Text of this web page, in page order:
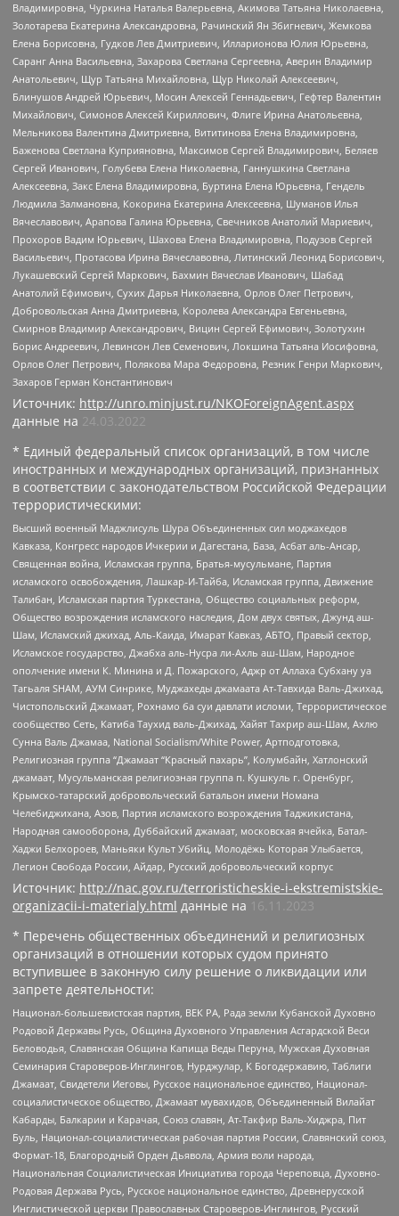
Владимировна, Чуркина Наталья Валерьевна, Акимова Татьяна Николаевна,
Золотарева Екатерина Александровна, Рачинский Ян Збигневич, Жемкова
Елена Борисовна, Гудков Лев Дмитриевич, Илларионова Юлия Юрьевна,
Саранг Анна Васильевна, Захарова Светлана Сергеевна, Аверин Владимир
Анатольевич, Щур Татьяна Михайловна, Щур Николай Алексеевич,
Блинушов Андрей Юрьевич, Мосин Алексей Геннадьевич, Гефтер Валентин
Михайлович, Симонов Алексей Кириллович, Флиге Ирина Анатольевна,
Мельникова Валентина Дмитриевна, Вититинова Елена Владимировна,
Баженова Светлана Куприяновна, Максимов Сергей Владимирович, Беляев
Сергей Иванович, Голубева Елена Николаевна, Ганнушкина Светлана
Алексеевна, Закс Елена Владимировна, Буртина Елена Юрьевна, Гендель
Людмила Залмановна, Кокорина Екатерина Алексеевна, Шуманов Илья
Вячеславович, Арапова Галина Юрьевна, Свечников Анатолий Мариевич,
Прохоров Вадим Юрьевич, Шахова Елена Владимировна, Подузов Сергей
Васильевич, Протасова Ирина Вячеславовна, Литинский Леонид Борисович,
Лукашевский Сергей Маркович, Бахмин Вячеслав Иванович, Шабад
Анатолий Ефимович, Сухих Дарья Николаевна, Орлов Олег Петрович,
Добровольская Анна Дмитриевна, Королева Александра Евгеньевна,
Смирнов Владимир Александрович, Вицин Сергей Ефимович, Золотухин
Борис Андреевич, Левинсон Лев Семенович, Локшина Татьяна Иосифовна,
Орлов Олег Петрович, Полякова Мара Федоровна, Резник Генри Маркович,
Захаров Герман Константинович
Источник: http://unro.minjust.ru/NKOForeignAgent.aspx
данные на 24.03.2022
* Единый федеральный список организаций, в том числе
иностранных и международных организаций, признанных
в соответствии с законодательством Российской Федерации
террористическими:
Высший военный Маджлисуль Шура Объединенных сил моджахедов
Кавказа, Конгресс народов Ичкерии и Дагестана, База, Асбат аль-Ансар,
Священная война, Исламская группа, Братья-мусульмане, Партия
исламского освобождения, Лашкар-И-Тайба, Исламская группа, Движение
Талибан, Исламская партия Туркестана, Общество социальных реформ,
Общество возрождения исламского наследия, Дом двух святых, Джунд аш-
Шам, Исламский джихад, Аль-Каида, Имарат Кавказ, АБТО, Правый сектор,
Исламское государство, Джабха аль-Нусра ли-Ахль аш-Шам, Народное
ополчение имени К. Минина и Д. Пожарского, Аджр от Аллаха Субхану уа
Тагьаля SHAM, АУМ Синрике, Муджахеды джамаата Ат-Тавхида Валь-Джихад,
Чистопольский Джамаат, Рохнамо ба суи давлати исломи, Террористическое
сообщество Сеть, Катиба Таухид валь-Джихад, Хайят Тахрир аш-Шам, Ахлю
Сунна Валь Джамаа, National Socialism/White Power, Артподготовка,
Религиозная группа “Джамаат “Красный пахарь”, Колумбайн, Хатлонский
джамаат, Мусульманская религиозная группа п. Кушкуль г. Оренбург,
Крымско-татарский добровольческий батальон имени Номана
Челебиджихана, Азов, Партия исламского возрождения Таджикистана,
Народная самооборона, Дуббайский джамаат, московская ячейка, Батал-
Хаджи Белхороев, Маньяки Культ Убийц, Молодёжь Которая Улыбается,
Легион Свобода России, Айдар, Русский добровольческий корпус
Источник: http://nac.gov.ru/terroristicheskie-i-ekstremistskie-
organizacii-i-materialy.html данные на
16.11.2023
* Перечень общественных объединений и религиозных
организаций в отношении которых судом принято
вступившее в законную силу решение о ликвидации или
запрете деятельности:
Национал-большевистская партия, ВЕК РА, Рада земли Кубанской Духовно
Родовой Державы Русь, Община Духовного Управления Асгардской Веси
Беловодья, Славянская Община Капища Веды Перуна, Мужская Духовная
Семинария Староверов-Инглингов, Нурджулар, К Богодержавию, Таблиги
Джамаат, Свидетели Иеговы, Русское национальное единство, Национал-
социалистическое общество, Джамаат мувахидов, Объединенный Вилайат
Кабарды, Балкарии и Карачая, Союз славян, Ат-Такфир Валь-Хиджра, Пит
Буль, Национал-социалистическая рабочая партия России, Славянский союз,
Формат-18, Благородный Орден Дьявола, Армия воли народа,
Национальная Социалистическая Инициатива города Череповца, Духовно-
Родовая Держава Русь, Русское национальное единство, Древнерусской
Инглистической церкви Православных Староверов-Инглингов, Русский